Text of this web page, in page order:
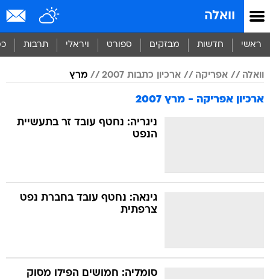
וואלה
ראשי חדשות מבזקים ספורט ויראלי תרבות
וואלה אפריקה ארכיון כתבות 2007 מרץ
ארכיון אפריקה - מרץ 2007
ניגריה: נחטף עובד זר בתעשיית
הנפט
גינאה: נחטף עובד בחברת נפט
צרפתית
סומליה: חמושים הפילו מסוק